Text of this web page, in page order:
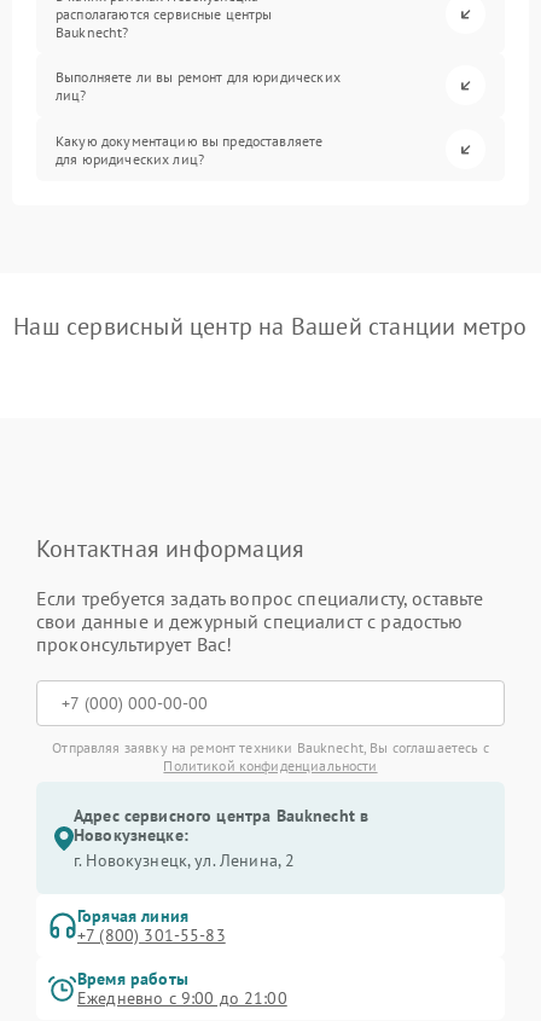
располагаются сервисные центры
Bauknecht?
Выполняете ли вы ремонт для юридических
лиц?
Какую документацию вы предоставляете
для юридических лиц?
Наш сервисный центр на Вашей станции метро
Контактная информация
Если требуется задать вопрос специалисту, оставьте
свои данные и дежурный специалист с радостью
проконсультирует Вас!
Отправляя заявку на ремонт техники Bauknecht, Вы соглашаетесь с
Политикой конфиденциальности
Адрес сервисного центра Bauknecht в
Новокузнецке:
г. Новокузнецк, ул. Ленина, 2
Горячая линия
+7 (800) 301-55-83
Время работы
Ежедневно с 9:00 до 21:00